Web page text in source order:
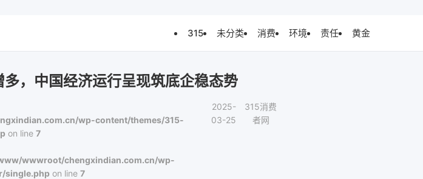
315 未分类 消费 环境 责任 黄金
，中国经济运行呈现筑底企稳态势
wp-content/themes/315-
on line7
wwwroot/chengxindian.com.cn/wp-
single.php on line7
2025-
03-25
315消费
者网